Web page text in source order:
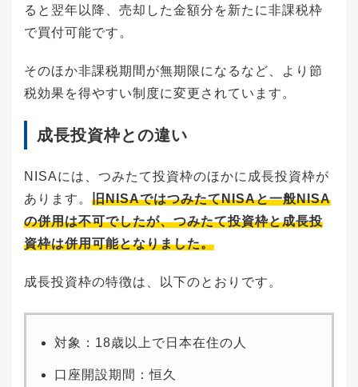
ると翌年以降、売却した金額分を新たに非課税枠
で買付可能です。
そのほか非課税期間が無期限になるなど、より節
税効果を得やすい制度に変更されています。
成長投資枠との違い
NISAには、つみたて投資枠のほかに成長投資枠が
あります。 旧NISAではつみたてNISAと一般NISA
の併用は不可でしたが、つみたて投資枠と成長投
資枠は併用可能となりました。
成長投資枠の特徴は、以下のとおりです。
対象：18歳以上で日本在住の人
口座開設期間：恒久